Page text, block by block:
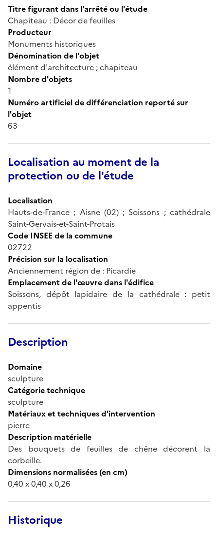
Titre figurant dans l'arrêté ou l'étude
Chapiteau : Décor de feuilles
Producteur
Monuments historiques
Dénomination de l'objet
élément d'architecture ; chapiteau
Nombre d'objets
1
Numéro artificiel de différenciation reporté sur
l'objet
63
Localisation au moment de la
protection ou de l'étude
Localisation
Hauts-de-France ; Aisne (02) ; Soissons ; cathédrale
Saint-Gervais-et-Saint-Protais
Code INSEE de la commune
02722
Précision sur la localisation
Anciennement région de : Picardie
Emplacement de l'œuvre dans l'édifice
Soissons, dépôt lapidaire de la cathédrale : petit
appentis
Description
Domaine
sculpture
Catégorie technique
sculpture
Matériaux et techniques d'intervention
pierre
Description matérielle
Des bouquets de feuilles de chêne décorent la
corbeille.
Dimensions normalisées (en cm)
0,40 x 0,40 x 0,26
Historique